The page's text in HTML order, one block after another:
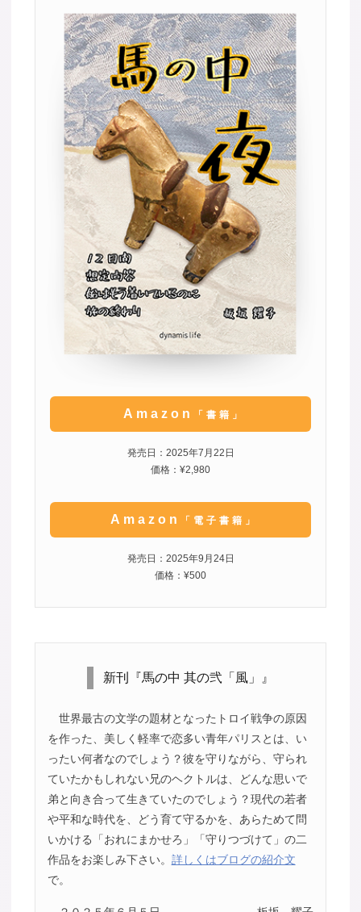
Amazon 「書籍」
発売日：2025年7月22日
価格：¥2,980
Amazon 「電子書籍」
発売日：2025年9月24日
価格：¥500
新刊『馬の中 其の弐「風」』
世界最古の文学の題材となったトロイ戦争の原因
を作った、美しく軽率で恋多い青年パリスとは、い
ったい何者なのでしょう？彼を守りながら、守られ
ていたかもしれない兄のヘクトルは、どんな思いで
弟と向き合って生きていたのでしょう？現代の若者
や平和な時代を、どう育て守るかを、あらためて問
いかける「おれにまかせろ」「守りつづけて」の二
作品をお楽しみ下さい。 詳しくはブログの紹介文
で。